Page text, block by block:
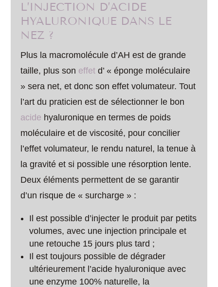
L’INJECTION D’ACIDE
HYALURONIQUE DANS LE
NEZ ?
Plus la macromolécule d’AH est de grande
taille, plus son effet d’ « éponge moléculaire
» sera net, et donc son effet volumateur. Tout
l’art du praticien est de sélectionner le bon
acide hyaluronique en termes de poids
moléculaire et de viscosité, pour concilier
l’effet volumateur, le rendu naturel, la tenue à
la gravité et si possible une résorption lente.
Deux éléments permettent de se garantir
d’un risque de « surcharge » :
Il est possible d’injecter le produit par petits
volumes, avec une injection principale et
une retouche 15 jours plus tard ;
Il est toujours possible de dégrader
ultérieurement l’acide hyaluronique avec
une enzyme 100% naturelle, la